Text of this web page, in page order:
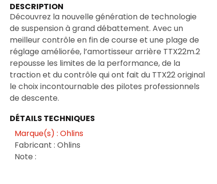
DESCRIPTION
Découvrez la nouvelle génération de technologie
de suspension à grand débattement. Avec un
meilleur contrôle en fin de course et une plage de
réglage améliorée, l’amortisseur arrière TTX22m.2
repousse les limites de la performance, de la
traction et du contrôle qui ont fait du TTX22 original
le choix incontournable des pilotes professionnels
de descente.
DÉTAILS TECHNIQUES
Marque(s) : Ohlins
Fabricant : Ohlins
Note :